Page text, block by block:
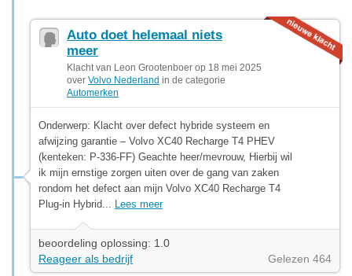
Auto doet helemaal niets
meer
Klacht van Leon Grootenboer op 18 mei 2025
over Volvo Nederland in de categorie
Automerken
Onderwerp: Klacht over defect hybride systeem en
afwijzing garantie – Volvo XC40 Recharge T4 PHEV
(kenteken: P-336-FF) Geachte heer/mevrouw, Hierbij wil
ik mijn ernstige zorgen uiten over de gang van zaken
rondom het defect aan mijn Volvo XC40 Recharge T4
Plug-in Hybrid... Lees meer
beoordeling oplossing: 1.0
Reageer als bedrijf
Gelezen 464